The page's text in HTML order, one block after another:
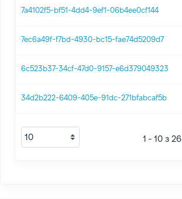
7a4102f5-bf51-4dd4-9ef1-06b4ee0cf144
7ec6a49f-f7bd-4930-bc15-fae74d5209d7
6c523b37-34cf-47d0-9157-e6d379049323
34d2b222-6409-405e-91dc-271bfabcaf5b
1 - 10 з 26